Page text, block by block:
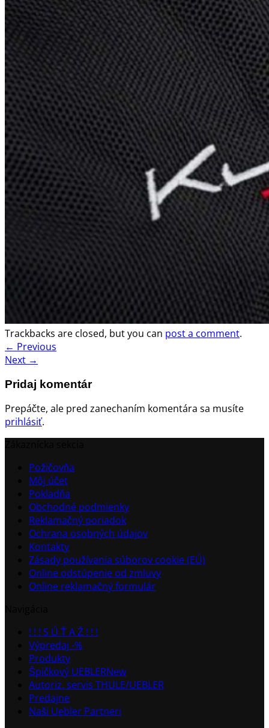
Trackbacks are closed, but you can post a comment.
← Previous
Next →
Pridaj komentár
Prepáčte, ale pred zanechaním komentára sa musíte
prihlásiť.
Požičovňa
Môj účet
Pokladňa
Obchodné podmienky
Reklamačný poriadok
Ochrana osobných údajov
Kontakty
Zásady používania súborov cookie (EÚ)
Online odstúpenie od zmluvy
Online reklamačný formulár
! ! ! S Ú Ť A Ž ! ! !
Výpredaj -%
Produkty
Špičkový UEBLER
Autoriz. servis THULE/UEBLER
Predajne
Naši Uebler Partneri